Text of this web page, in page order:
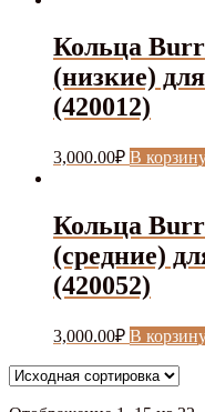
Кольца
(низкие)
(420012)
3,000.00₽ В
Кольца
(средние)
(420052)
3,000.00₽ В